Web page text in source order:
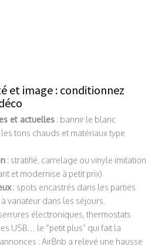
et image : conditionnez
et actuelles : bannir le blanc
tons chauds et matériaux type
: stratifié, carrelage ou vinyle imitation
et modernise à petit prix).
: spots encastrés dans les parties
variateur dans les séjours.
électroniques, thermostats
USB… le “petit plus” qui fait la
: AirBnb a relevé une hausse